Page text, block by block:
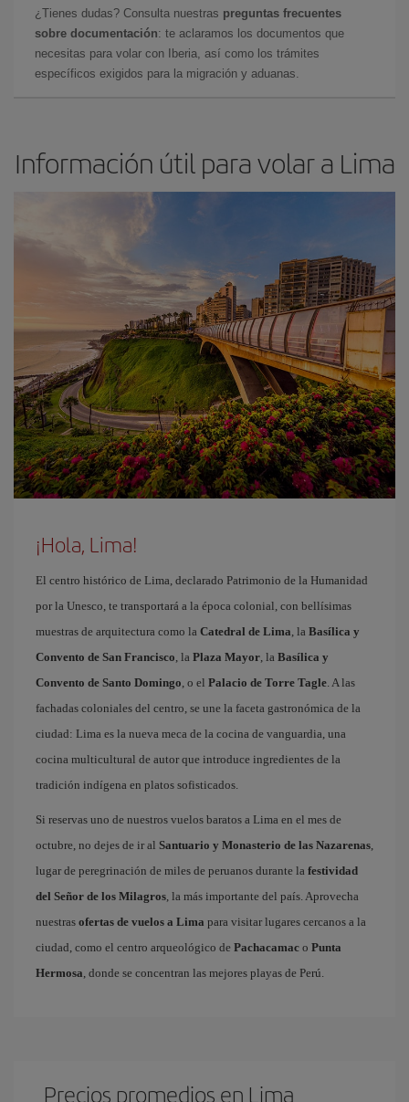
¿Tienes dudas? Consulta nuestras preguntas frecuentes
sobre documentación: te aclaramos los documentos que
necesitas para volar con Iberia, así como los trámites
específicos exigidos para la migración y aduanas.
Información útil para volar a Lima
¡Hola, Lima!
El centro histórico de Lima, declarado Patrimonio de la Humanidad
por la Unesco, te transportará a la época colonial, con bellísimas
muestras de arquitectura como la Catedral de Lima, la Basílica y
Convento de San Francisco, la Plaza Mayor, la Basílica y
Convento de Santo Domingo, o el Palacio de Torre Tagle. A las
fachadas coloniales del centro, se une la faceta gastronómica de la
ciudad: Lima es la nueva meca de la cocina de vanguardia, una
cocina multicultural de autor que introduce ingredientes de la
tradición indígena en platos sofisticados.
Si reservas uno de nuestros vuelos baratos a Lima en el mes de
octubre, no dejes de ir al Santuario y Monasterio de las Nazarenas,
lugar de peregrinación de miles de peruanos durante la festividad
del Señor de los Milagros, la más importante del país. Aprovecha
nuestras ofertas de vuelos a Lima para visitar lugares cercanos a la
ciudad, como el centro arqueológico de Pachacamac o Punta
Hermosa, donde se concentran las mejores playas de Perú.
Precios promedios en Lima